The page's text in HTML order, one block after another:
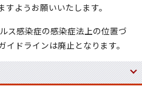
ようお願いいたします。
ス感染症の感染症法上の位置づ
ドラインは廃止となります。